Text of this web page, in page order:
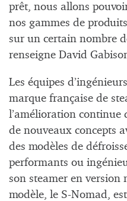
prêt, nous allons
nos gammes de
sur un certain nombre
renseigne David
Les équipes
marque française de
l’amélioration continue
de nouveaux concepts
des modèles de
performants ou
son steamer en version
modèle, le S-Nomad,